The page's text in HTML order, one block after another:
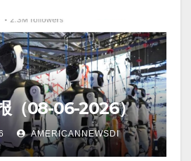
（08-06-2026）
AMERICANNEWSDI